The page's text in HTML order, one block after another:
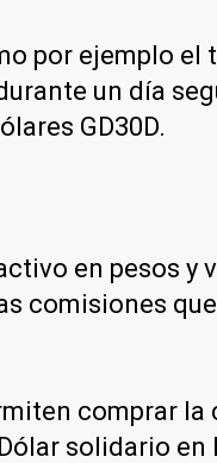
por ejemplo el
un día
GD30D.
en pesos y
comisiones
comprar
solidario en